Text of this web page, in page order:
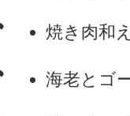
焼き肉和
海老とゴ